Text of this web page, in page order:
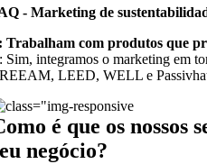
- Marketing de
Trabalham com produtos que
Sim, integramos o marketing em
LEED, WELL e
é que os nossos
negócio?